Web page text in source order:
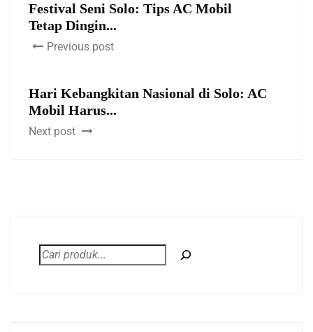
Festival Seni Solo: Tips AC Mobil
Tetap Dingin...
Previous post
Hari Kebangkitan Nasional di Solo: AC
Mobil Harus...
Next post